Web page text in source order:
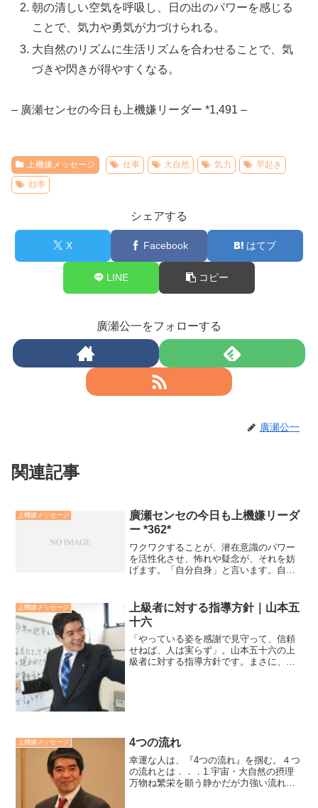
朝の清しい空気を呼吸し、日の出のパワーを感じる
ことで、気力や勇気が力づけられる。
大自然のリズムに生活リズムを合わせることで、気
づきや閃きが得やすくなる。
– 廣瀬センセの今日も上機嫌リーダー *1,491 –
上機嫌メッセージ 仕事 大自然 気力
早起き
効率
シェアする
X Facebook はてブ
LINE コピー
廣瀬公一をフォローする
廣瀬公一
関連記事
上機嫌メッセージ
廣瀬センセの今日も上機嫌リーダ
ー *362*
ワクワクすることが、潜在意識のパワー
を活性化させ、怖れや疑念が、それを妨
げます。「自分自身」と言います。自身
揮するうえで、いかにワクワクすること
良い気分になることを増や...
上機嫌メッセージ
上級者に対する指導方針｜山本五
十六
「やっている姿を感謝で見守って、信頼
せねば、人は実らず」。山本五十六の上
級者に対する指導方針です。まさに、エ
上機嫌メッセージ 4つの流れ
幸運な人は、『4つの流れ』を掴む。４つ
の流れとは．．．1.宇宙・大自然の摂理
万物ね繁栄を願う静かだが力強い流れ。